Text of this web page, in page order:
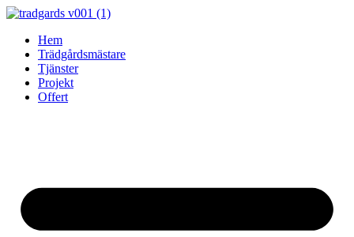
Skip
contentHem
Trädgårdsmästare
Tjänster
Projekt
Offert